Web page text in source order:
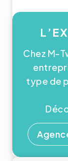
Chez M-
type de